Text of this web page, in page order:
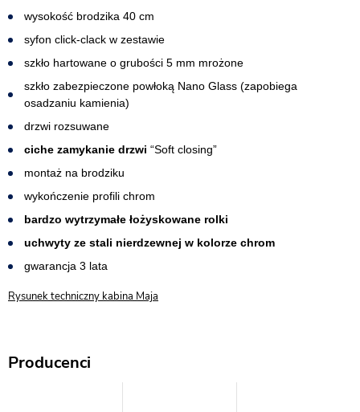
wysokość brodzika 40 cm
syfon click-clack w zestawie
szkło hartowane o grubości 5 mm mrożone
szkło zabezpieczone powłoką Nano Glass (zapobiega
osadzaniu kamienia)
drzwi rozsuwane
ciche zamykanie drzwi “Soft closing”
montaż na brodziku
wykończenie profili chrom
bardzo wytrzymałe łożyskowane rolki
uchwyty ze stali nierdzewnej w kolorze chrom
gwarancja 3 lata
Rysunek techniczny kabina Maja
Producenci